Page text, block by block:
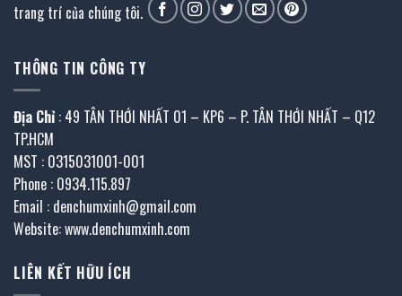
trang trí của chúng tôi.
THÔNG TIN CÔNG TY
Địa Chỉ : 49 TÂN THỚI NHẤT 01 – KP6 – P. TÂN THỚI NHẤT – Q12
TP.HCM
MST : 0315031001-001
Phone : 0934.115.897
Email : denchumxinh@gmail.com
Website: www.denchumxinh.com
LIÊN KẾT HỮU ÍCH